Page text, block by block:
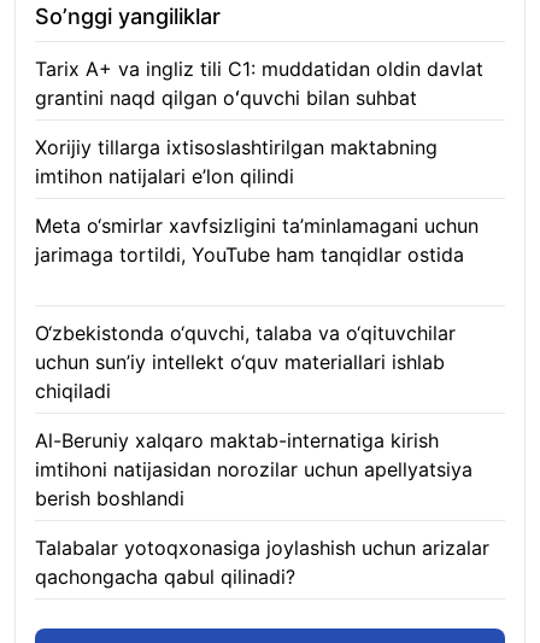
So’nggi yangiliklar
Tarix A+ va ingliz tili C1: muddatidan oldin davlat
grantini naqd qilgan oʻquvchi bilan suhbat
Xorijiy tillarga ixtisoslashtirilgan maktabning
imtihon natijalari e’lon qilindi
Meta o‘smirlar xavfsizligini ta’minlamagani uchun
jarimaga tortildi, YouTube ham tanqidlar ostida
O‘zbekistonda o‘quvchi, talaba va o‘qituvchilar
uchun sun’iy intellekt o‘quv materiallari ishlab
chiqiladi
Al-Beruniy xalqaro maktab-internatiga kirish
imtihoni natijasidan norozilar uchun apellyatsiya
berish boshlandi
Talabalar yotoqxonasiga joylashish uchun arizalar
qachongacha qabul qilinadi?